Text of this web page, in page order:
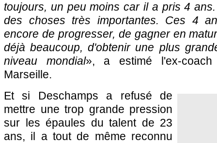
toujours, un peu moins car il a pris 4
des choses très importantes. Ces 4
encore de progresser, de gagner en
déjà beaucoup, d'obtenir une plus
niveau mondial», a estimé l'ex-
Marseille.
Et si Deschamps a refusé de
mettre une trop grande pression
sur les épaules du talent de 23
ans, il a tout de même reconnu